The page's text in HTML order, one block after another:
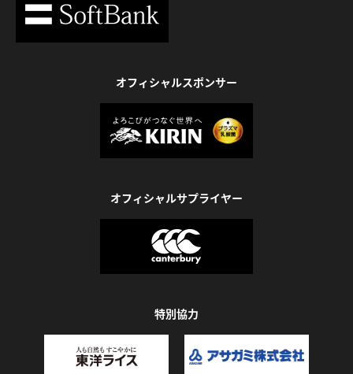
オフィシャルスポンサー
オフィシャルサプライヤー
特別協力